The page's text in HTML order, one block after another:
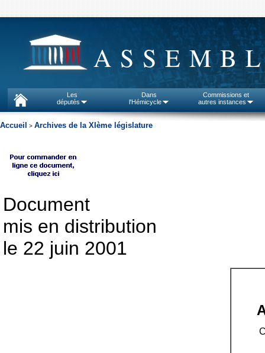
Les
députés
Dans
l'Hémicycle
Commissions et
autres instances
Accueil > Archives de la XIème législature
Document
mis en distribution
le 22 juin 2001